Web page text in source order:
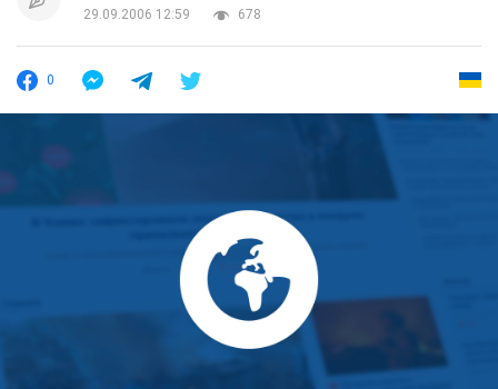
29.09.2006 12:59
678
0